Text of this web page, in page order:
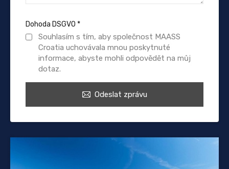
Dohoda DSGVO *
Souhlasím s tím, aby společnost MAASS
Croatia uchovávala mnou poskytnuté
informace, abyste mohli odpovědět na můj
dotaz.
Odeslat zprávu